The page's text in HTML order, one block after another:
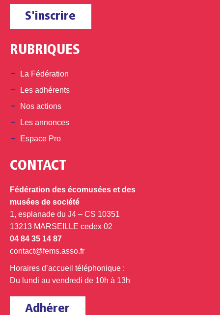
S'inscrire
RUBRIQUES
La Fédération
Les adhérents
Nos actions
Les annonces
Espace Pro
CONTACT
Fédération des écomusées et des
musées de société
1, esplanade du J4 – CS 10351
13213 MARSEILLE cedex 02
04 84 35 14 87
contact@fems.asso.fr
Horaires d’accueil téléphonique :
Du lundi au vendredi de 10h à 13h
Adhérer